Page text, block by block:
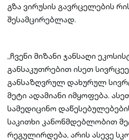
გზა ვირუსის გავრცელების
შესამცირებლად.
„ჩვენი მიზანი ჯანსაღი
განსაკუთრებით ისეთ
განსაზღვრულ დახურულ
მეტი ადამიანი იმყოფება.
სამედიცინო
საკითხი კანონმდებლობით
რეგულირდება, არის ასევე